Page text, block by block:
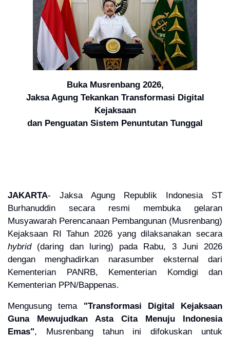
Buka Musrenbang 2026,
Jaksa Agung Tekankan Transformasi Digital
Kejaksaan
dan Penguatan Sistem Penuntutan Tunggal
JAKARTA- Jaksa Agung Republik Indonesia ST
Burhanuddin secara resmi membuka gelaran
Musyawarah Perencanaan Pembangunan (Musrenbang)
Kejaksaan RI Tahun 2026 yang dilaksanakan secara
hybrid(daring dan luring) pada Rabu, 3 Juni 2026
dengan menghadirkan narasumber eksternal dari
Kementerian PANRB, Kementerian Komdigi dan
Kementerian PPN/Bappenas.
Mengusung tema "Transformasi Digital Kejaksaan
Guna Mewujudkan Asta Cita Menuju Indonesia
Emas", Musrenbang tahun ini difokuskan untuk